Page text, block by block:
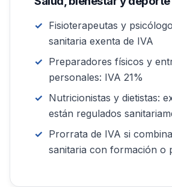
Fisioterapeutas y
sanitaria exenta de IVA
Preparadores físicos y
personales: IVA 21%
Nutricionistas y dietistas:
están regulados
Prorrata de IVA si
sanitaria con formación o